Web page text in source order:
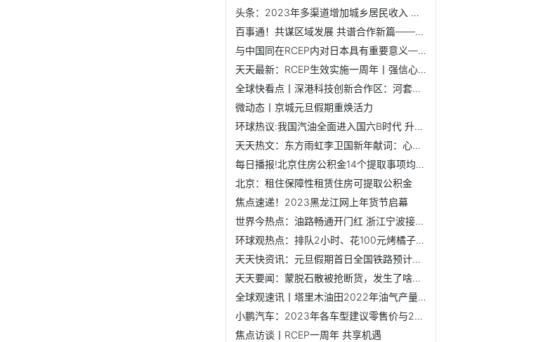
头条：2023年多渠道增加城乡居民收入 推动经济整体好转
百事通！共谋区域发展 共谱合作新篇——RCEP生效实施首年释...
与中国同在RCEP内对日本具有重要意义——访日本贸易振兴机构...
天天最新：RCEP生效实施一周年丨强信心 增活力 助推区域经济新发展
全球快看点丨深港科技创新合作区：河套虽小希望大
微动态丨京城元旦假期重焕活力
环球热议:我国汽油全面进入国六B时代 升级不涨价
天天热文：东方雨虹李卫国新年献词：心向冠军，勇毅前行
每日播报!北京住房公积金14个提取事项均实现全程网办
北京：租住保障性租赁住房可提取公积金
焦点速递！2023黑龙江网上年货节启幕
世界今热点：油路畅通开门红 浙江宁波接卸2023年首艘超大型油轮
环球观热点：排队2小时、花100元烤橘子！围炉煮茶，能成行业...
天天快资讯：元旦假期首日全国铁路预计发送旅客550万人次
天天要闻：蒙脱石散被抢断货，发生了啥？医生这样建议……
全球观速讯丨塔里木油田2022年油气产量当量3310万吨
小鹏汽车：2023年各车型建议零售价与2022年底综合补贴后价格一致
焦点访谈丨RCEP一周年 共享机遇